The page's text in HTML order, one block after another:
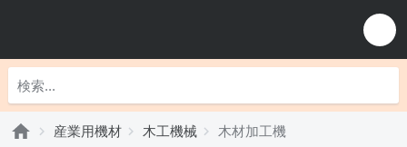
産業用機材 木工機械 木材加工機